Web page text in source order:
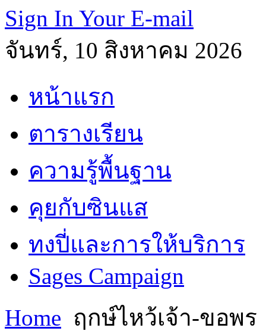
Sign In Your E-mail
จันทร์, 10 สิงหาคม 2026
หน้าแรก
ตารางเรียน
ความรู้พื้นฐาน
คุยกับซินแส
ทงปี่และการให้บริการ
Sages Campaign
Home ฤกษ์ไหว้เจ้า-ขอพร